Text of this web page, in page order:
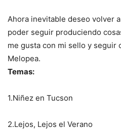
Ahora inevitable deseo volver
poder seguir produciendo
me gusta con mi sello y seguir
Melopea.
Temas:
1.Niñez en Tucson
2.Lejos, Lejos el Verano